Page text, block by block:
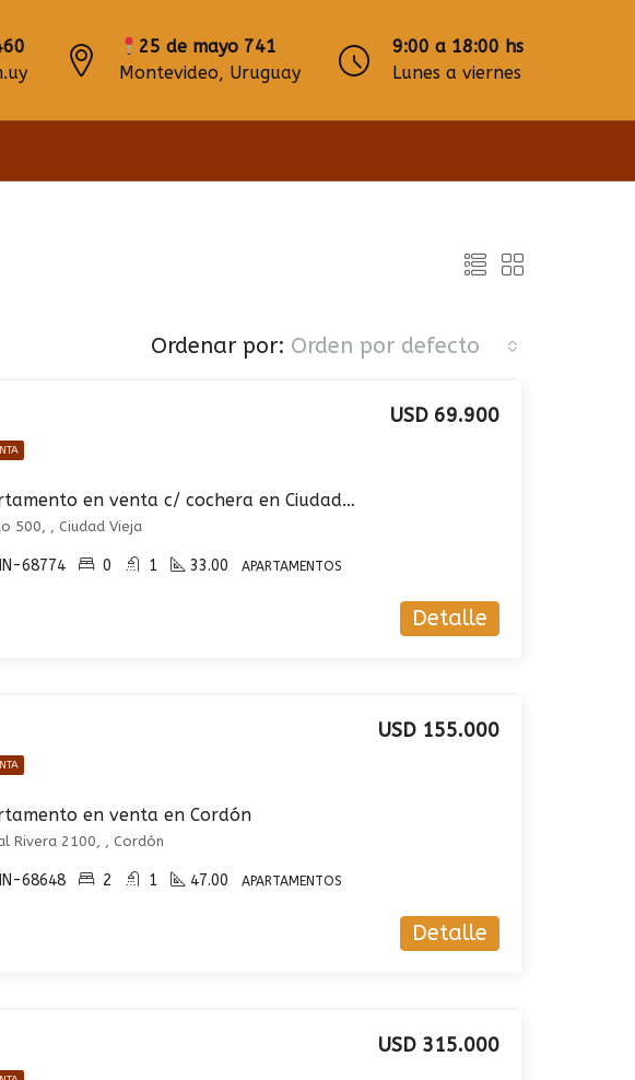
25 de mayo 741
Montevideo, Uruguay
9:00 a 18:00 hs
Lunes a viernes
Ordenar por: Orden por defecto
Apartamento en venta c/ cochera en Ciudad Vieja
USD 69.900
500, , Ciudad Vieja
68774 0 1 33.00 APARTAMENTOS
Detalle
en venta en Cordón
USD 155.000
Rivera 2100, , Cordón
68648 2 1 47.00 APARTAMENTOS
Detalle
USD 315.000